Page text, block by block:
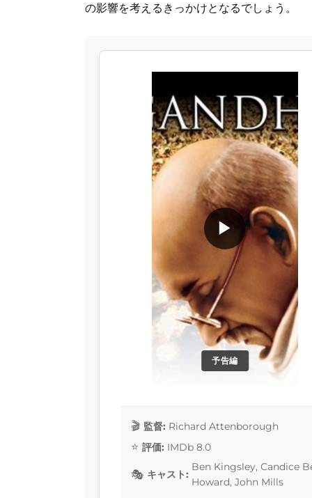
の影響を考えるきっかけとなるでしょう。
予告編
▶
監督: Richard Attenborough
評価: IMDb 8.0
キャスト:
Ben Kingsley, Candice
Howard, John Mills